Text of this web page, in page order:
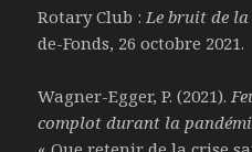
Rotary Club :Le bruit de
de-Fonds, 26 octobre 2021.
Wagner-Egger, P. (2021).
complot durant la